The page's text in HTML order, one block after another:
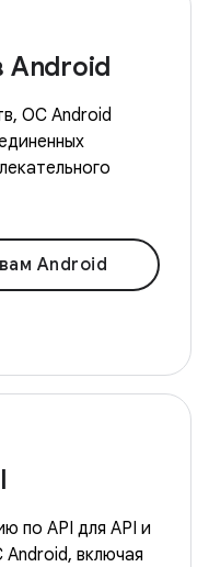
Android
ОС Android
Android
по API для API и
включая